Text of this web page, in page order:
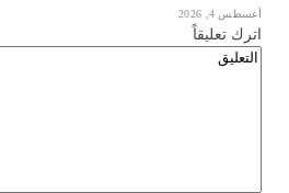
أغسطس 4, 2026
اترك تعليقاً